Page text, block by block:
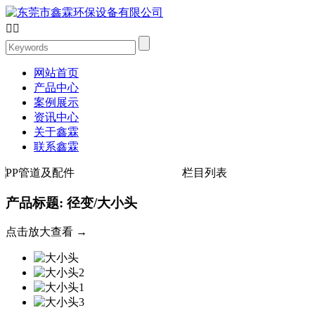
 
网站首页
产品中心
案例展示
资讯中心
关于鑫霖
联系鑫霖
PP管道及配件 栏目列表
产品标题: 径变/大小头
点击放大查看 →